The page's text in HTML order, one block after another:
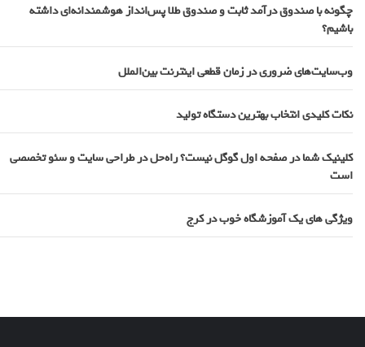
چگونه با صندوق درآمد ثابت و صندوق طلا پس‌انداز هوشمندانه‌ای داشته
باشیم؟
وب‌سایت‌های ضروری در زمان قطعی اینترنت بین‌الملل
نکات کلیدی انتخاب بهترین دستگاه تولید
کلینیک شما در صفحه اول گوگل نیست؟ راه‌حل در طراحی سایت و سئو تخصصی
است
ویژگی های یک آموزشگاه خوب در کرج